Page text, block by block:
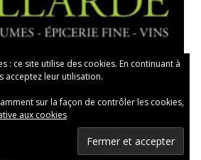
: ce site utilise des cookies. En continuant à
acceptez leur utilisation.
sur la façon de contrôler les cookies,
aux cookies